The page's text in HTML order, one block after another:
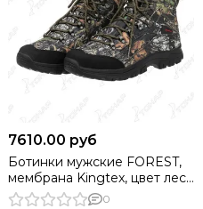
7610.00 руб
Ботинки мужские FOREST,
мембрана Kingtex, цвет лес,
46 NISUS
0